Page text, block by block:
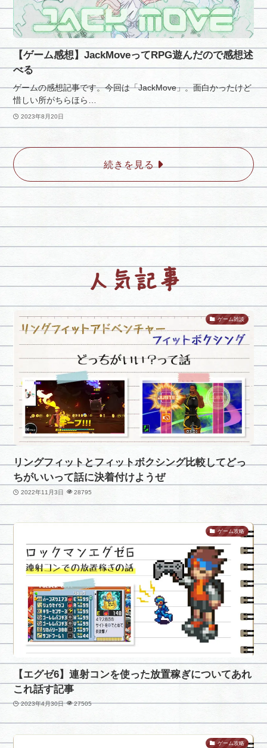
【ゲーム感想】JackMoveってRPG遊んだので感想述
べる
ゲームの感想記事です。今回は「JackMove」。面白かったけど
惜しい所がちらほら…
2023年8月20日
続きを見る
人気記事
ゲーム雑談
リングフィットとフィットボクシング比較してどっ
ちがいいって話に決着付けようぜ
2022年11月3日 28795
ゲーム攻略
【エグゼ6】連射コンを使った放置稼ぎについてあれ
これ話す記事
2023年4月30日 27505
ゲーム攻略